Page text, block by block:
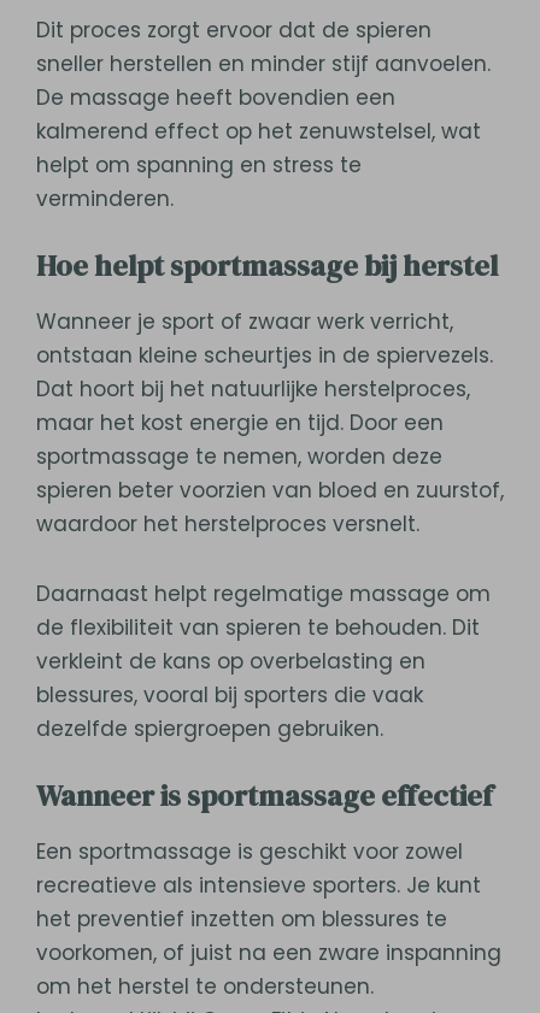
Dit proces zorgt ervoor dat de spieren
sneller herstellen en minder stijf aanvoelen.
De massage heeft bovendien een
kalmerend effect op het zenuwstelsel, wat
helpt om spanning en stress te
verminderen.
Hoe helpt sportmassage bij herstel
Wanneer je sport of zwaar werk verricht,
ontstaan kleine scheurtjes in de spiervezels.
Dat hoort bij het natuurlijke herstelproces,
maar het kost energie en tijd. Door een
sportmassage te nemen, worden deze
spieren beter voorzien van bloed en zuurstof,
waardoor het herstelproces versnelt.
Daarnaast helpt regelmatige massage om
de flexibiliteit van spieren te behouden. Dit
verkleint de kans op overbelasting en
blessures, vooral bij sporters die vaak
dezelfde spiergroepen gebruiken.
Wanneer is sportmassage effectief
Een sportmassage is geschikt voor zowel
recreatieve als intensieve sporters. Je kunt
het preventief inzetten om blessures te
voorkomen, of juist na een zware inspanning
om het herstel te ondersteunen.